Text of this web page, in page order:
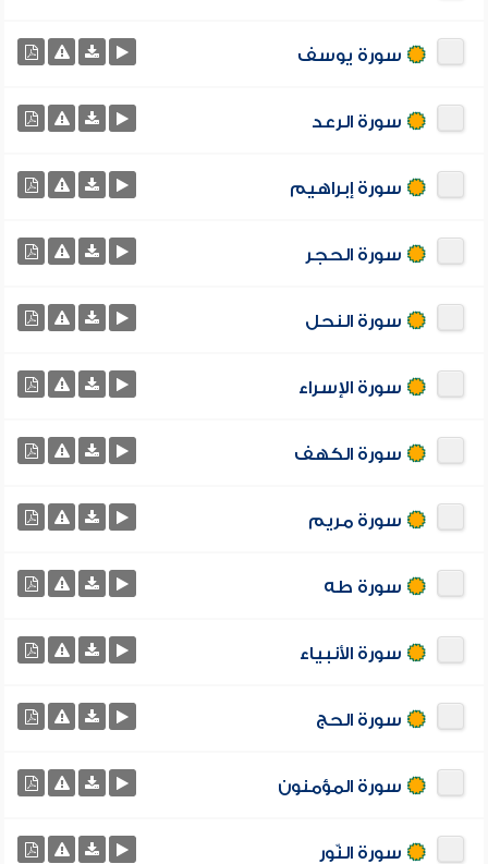
سورة يوسف
سورة الرعد
سورة إبراهيم
سورة الحجر
سورة النحل
سورة الإسراء
سورة الكهف
سورة مريم
سورة طه
سورة الأنبياء
سورة الحج
سورة المؤمنون
سورة النّور